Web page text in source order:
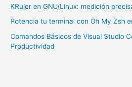
KRuler en GNU/Linux: medición
Potencia tu terminal con Oh My Zsh
Comandos Básicos de Visual Studio
Productividad